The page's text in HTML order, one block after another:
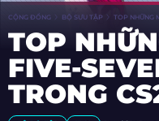
CỘNG ĐỒNG BỘ SƯU TẬP TOP NHỮNG
TOP
FIVE-
TRONG